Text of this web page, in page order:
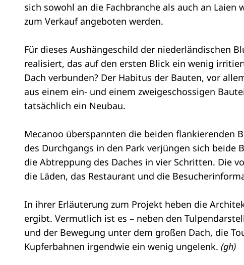
sich sowohl an die Fachbranche als auch an
zum Verkauf angeboten werden.
Für dieses Aushängeschild der niederländischen
realisiert, das auf den ersten Blick ein wenig
Dach verbunden? Der Habitus der Bauten, vor
aus einem ein- und einem zweigeschossigen
tatsächlich ein Neubau.
Mecanoo überspannten die beiden flankierenden
des Durchgangs in den Park verjüngen sich beide
die Abtreppung des Daches in vier Schritten. Die
die Läden, das Restaurant und die
In ihrer Erläuterung zum Projekt heben die
ergibt. Vermutlich ist es – neben den
und der Bewegung unter dem großen Dach, die
Kupferbahnen irgendwie ein wenig ungelenk. (gh)